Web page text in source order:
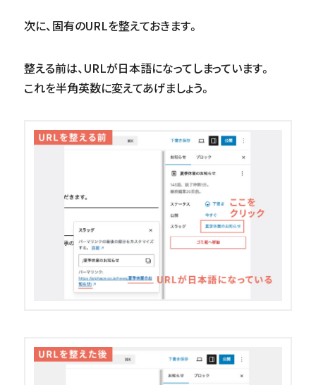
次に、固有のURLを整えておきます。
整える前は、URLが日本語になってしまっています。
これを半角英数に変えてあげましょう。